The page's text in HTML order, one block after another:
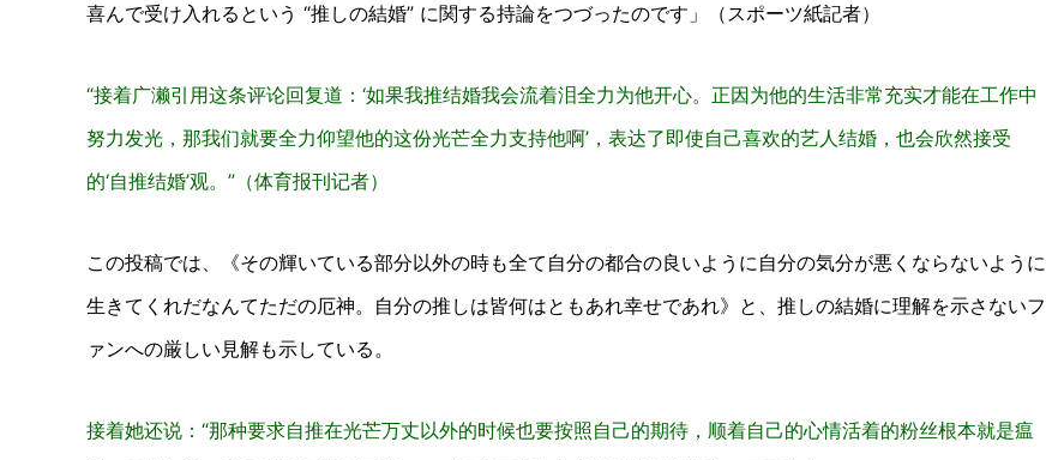
喜んで受け入れるという “推しの結婚” に関する持論をつづったのです」（スポーツ紙記者）
“接着广濑引用这条评论回复道：‘如果我推结婚我会流着泪全力为他开心。正因为他的生活非常充实才能在工作中
努力发光，那我们就要全力仰望他的这份光芒全力支持他啊’，表达了即使自己喜欢的艺人结婚，也会欣然接受
的‘自推结婚’观。”（体育报刊记者）
この投稿では、《その輝いている部分以外の時も全て自分の都合の良いように自分の気分が悪くならないように
生きてくれだなんてただの厄神。自分の推しは皆何はともあれ幸せであれ》と、推しの結婚に理解を示さないフ
ァンへの厳しい見解も示している。
接着她还说：“那种要求自推在光芒万丈以外的时候也要按照自己的期待，顺着自己的心情活着的粉丝根本就是瘟